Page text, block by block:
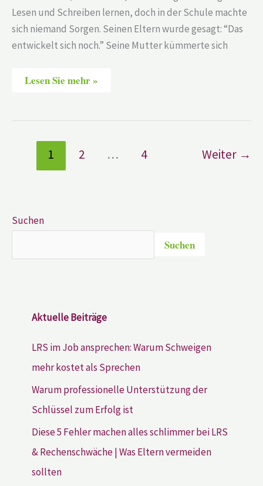
Lesen und Schreiben lernen, doch in der Schule machte
sich niemand Sorgen. Seinen Eltern wurde gesagt: “Das
entwickelt sich noch.” Seine Mutter kümmerte sich
Lesen Sie mehr »
1 2 … 4 Weiter →
Suchen
Suchen
Aktuelle Beiträge
LRS im Job ansprechen: Warum Schweigen
mehr kostet als Sprechen
Warum professionelle Unterstützung der
Schlüssel zum Erfolg ist
Diese 5 Fehler machen alles schlimmer bei LRS
& Rechenschwäche | Was Eltern vermeiden
sollten